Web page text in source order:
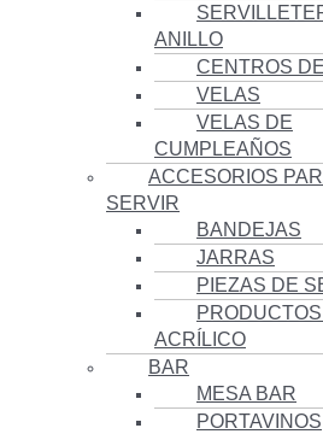
ANILLO
CENTROS
VELAS
VELAS DE
CUMPLEAÑOS
ACCESORIOS
SERVIR
BANDEJAS
JARRAS
PIEZAS DE
PRODUCTOS
ACRÍLICO
BAR
MESA BAR
PORTAVINOS